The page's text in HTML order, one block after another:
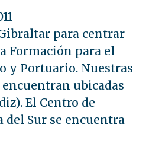
para centrar
Formación para el
y Portuario. Nuestras
ubicadas
El Centro de
Sur se encuentra